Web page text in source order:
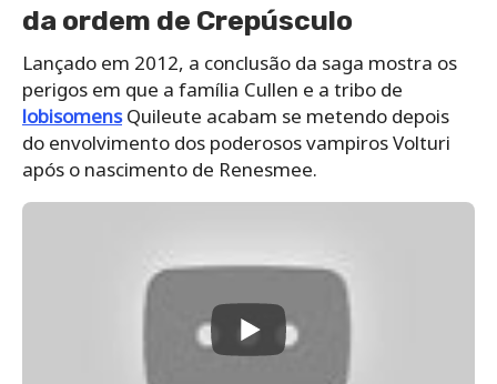
da ordem de Crepúsculo
Lançado em 2012, a conclusão da saga mostra os
perigos em que a família Cullen e a tribo de
lobisomensQuileute acabam se metendo depois
do envolvimento dos poderosos vampiros Volturi
após o nascimento de Renesmee.